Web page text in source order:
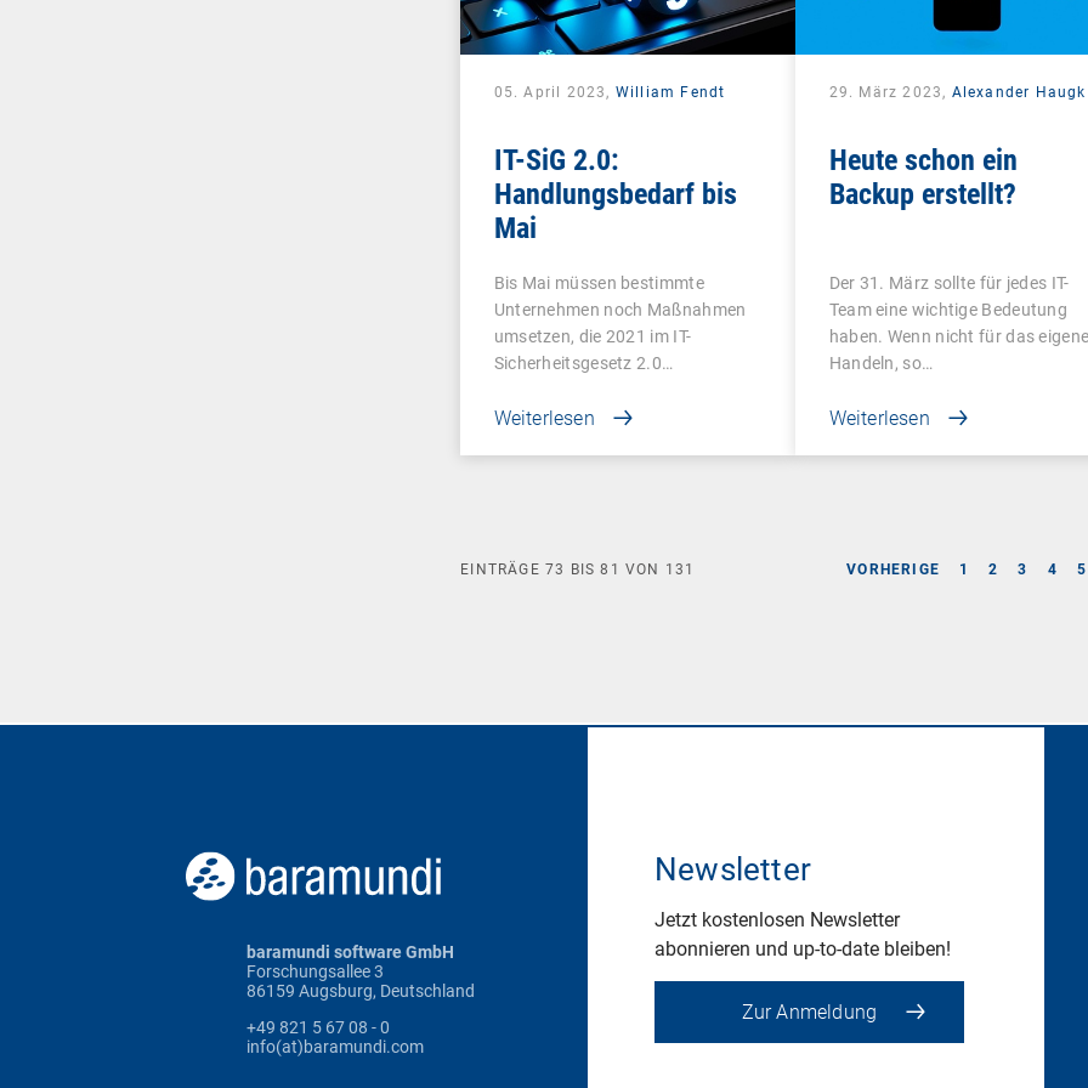
05. April 2023, William Fendt
IT-SiG 2.0:
Handlungsbedarf bis
Mai
Bis Mai müssen bestimmte
Unternehmen noch Maßnahmen
umsetzen, die 2021 im IT-
Sicherheitsgesetz 2.0…
Weiterlesen
29. März 2023, Alexander Haugk
Heute schon ein
Backup erstellt?
Der 31. März sollte für jedes IT-
Team eine wichtige Bedeutung
haben. Wenn nicht für das
Handeln, so…
Weiterlesen
VORHERIGE 1 2 3 4 5
EINTRÄGE 73 BIS81 VON 131
baramundi software GmbH
Forschungsallee 3
86159 Augsburg, Deutschland
+49 821 5 67 08 - 0
info(at)baramundi.com
Newsletter
Jetzt kostenlosen Newsletter
abonnieren und up-to-date bleiben!
Zur Anmeldung